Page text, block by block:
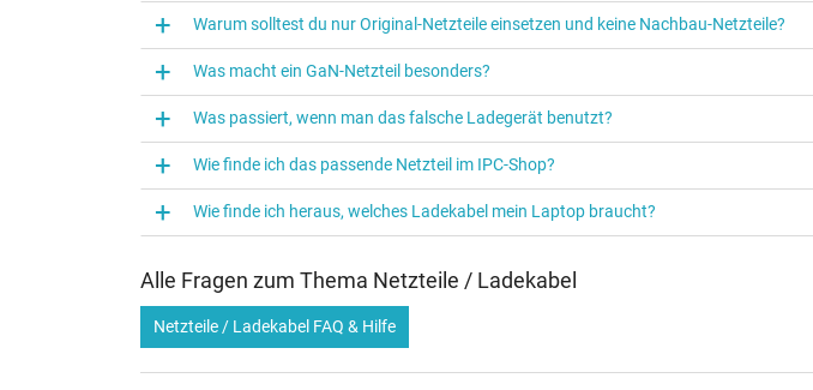
5/ 5 Pro/ 4/ 4Pro
Kategorisierung
Kategorie
Warum solltest du nur Original-Netzteile einsetzen und keine Nachbau-Netzteile?
Was macht ein GaN-Netzteil besonders?
Was passiert, wenn man das falsche Ladegerät benutzt?
Wie finde ich das passende Netzteil im IPC-Shop?
Wie finde ich heraus, welches Ladekabel mein Laptop braucht?
Alle Fragen zum Thema Netzteile / Ladekabel
Netzteile / Ladekabel FAQ & Hilfe